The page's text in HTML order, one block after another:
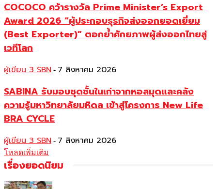
COCOCO คว้ารางวัล Prime Minister’s Export
Award 2026 “ผู้ประกอบธุรกิจส่งออกยอดเยี่ยม
(Best Exporter)” ตอกย้ำศักยภาพผู้ส่งออกไทยสู่
เวทีโลก
ผู้เขียน 3 SBN - 7 สิงหาคม 2026
SABINA รับมอบชุดชั้นในเก่าจากหอสมุดและคลัง
ความรู้มหาวิทยาลัยมหิดล เข้าสู่โครงการ New Life
BRA CYCLE
ผู้เขียน 3 SBN - 7 สิงหาคม 2026
โหลดเพิ่มเติม
เรื่องยอดนิยม